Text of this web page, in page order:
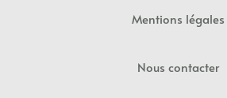
Mentions légales
Nous contacter